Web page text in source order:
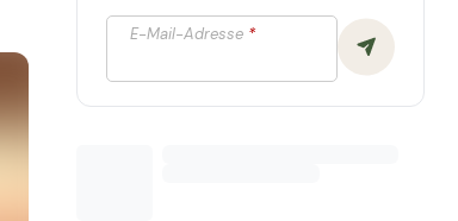
E-Mail-Adresse*